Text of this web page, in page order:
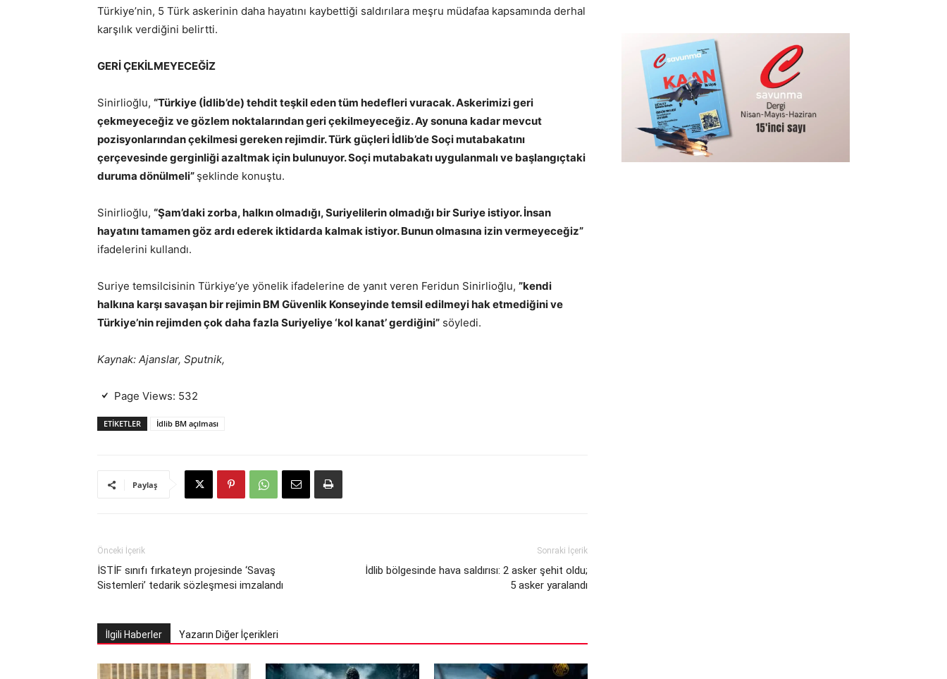
Türkiye’nin, 5 Türk askerinin daha hayatını kaybettiği saldırılara meşru müdafaa kapsamında derhal
karşılık verdiğini belirtti.
GERİ ÇEKİLMEYECEĞİZ
Sinirlioğlu, “Türkiye (İdlib’de) tehdit teşkil eden tüm hedefleri vuracak. Askerimizi geri
çekmeyeceğiz ve gözlem noktalarından geri çekilmeyeceğiz. Ay sonuna kadar mevcut
pozisyonlarından çekilmesi gereken rejimdir. Türk güçleri İdlib’de Soçi mutabakatını
çerçevesinde gerginliği azaltmak için bulunuyor. Soçi mutabakatı uygulanmalı ve başlangıçtaki
duruma dönülmeli” şeklinde konuştu.
Sinirlioğlu, “Şam’daki zorba, halkın olmadığı, Suriyelilerin olmadığı bir Suriye istiyor. İnsan
hayatını tamamen göz ardı ederek iktidarda kalmak istiyor. Bunun olmasına izin vermeyeceğiz”
ifadelerini kullandı.
Suriye temsilcisinin Türkiye’ye yönelik ifadelerine de yanıt veren Feridun Sinirlioğlu, ”kendi
halkına karşı savaşan bir rejimin BM Güvenlik Konseyinde temsil edilmeyi hak etmediğini ve
Türkiye’nin rejimden çok daha fazla Suriyeliye ‘kol kanat’ gerdiğini” söyledi.
Kaynak: Ajanslar, Sputnik,
Page Views: 532
ETIKETLER İdlib BM açılması
Paylaş
Önceki İçerik
İSTİF sınıfı fırkateyn projesinde ‘Savaş
Sistemleri’ tedarik sözleşmesi imzalandı
Sonraki İçerik
İdlib bölgesinde hava saldırısı: 2 asker şehit oldu;
5 asker yaralandı
İlgili Haberler Yazarın Diğer İçerikleri